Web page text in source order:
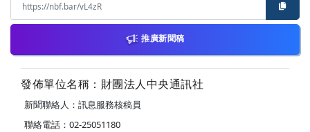
推廣新聞稿
發佈單位名稱：財團法人中央通訊社
新聞聯絡人：訊息服務核稿員
聯絡電話：02-25051180